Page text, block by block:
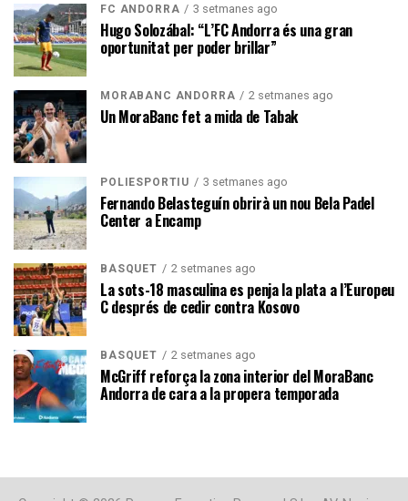
FC ANDORRA 3 setmanes ago
Hugo Solozábal: “L’FC Andorra és una gran
oportunitat per poder brillar”
MORABANC ANDORRA 2 setmanes ago
Un MoraBanc fet a mida de Tabak
POLIESPORTIU 3 setmanes ago
Fernando Belasteguín obrirà un nou Bela Padel
Center a Encamp
BÀSQUET 2 setmanes ago
La sots-18 masculina es penja la plata a l’Europeu
C després de cedir contra Kosovo
BÀSQUET 2 setmanes ago
McGriff reforça la zona interior del MoraBanc
Andorra de cara a la propera temporada